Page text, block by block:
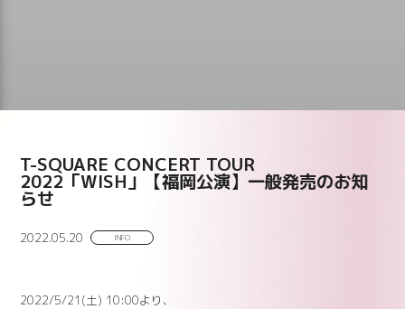
T-SQUARE CONCERT TOUR
2022「WISH」【福岡公演】一般発売のお知
らせ
2022.05.20 INFO
2022/5/21(土) 10:00より、